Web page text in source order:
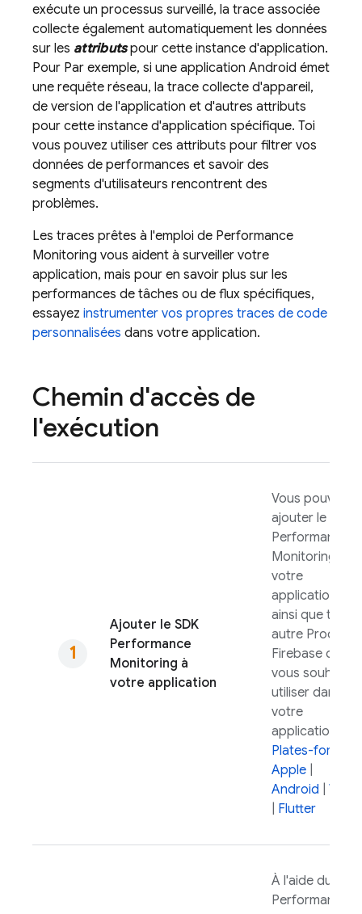
exécute un processus surveillé, la trace associée
collecte également automatiquement les données
sur les attributspour cette instance d'application.
Pour Par exemple, si une application Android émet
une requête réseau, la trace collecte d'appareil,
de version de l'application et d'autres attributs
pour cette instance d'application spécifique. Toi
vous pouvez utiliser ces attributs pour filtrer vos
données de performances et savoir des
segments d'utilisateurs rencontrent des
problèmes.
Les traces prêtes à l'emploi de Performance
Monitoring vous aident à surveiller votre
application, mais pour en savoir plus sur les
performances de tâches ou de flux spécifiques,
essayez instrumenter vos propres traces de code
personnalisées dans votre application.
Chemin d'accès de
l'exécution
Ajouter le SDK
Performance
Monitoring à
votre application
Vous pouvez
ajouter le SDK
Performance
Monitoring
votre
application,
ainsi que toute
autre Produits
Firebase que
vous souhaitez
utiliser dans
votre
application.
Plates-formes
Apple
Android
Web
Flutter
À l'aide du SDK
Performance